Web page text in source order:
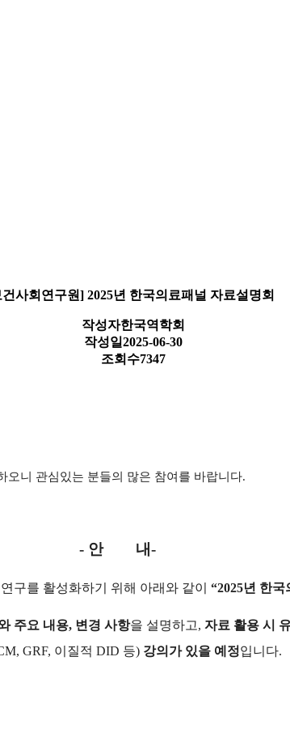
사회연구원] 2025년 한국의료패널 자료설명회
작성자한국역학회
작성일2025-06-30
조회수7347
니 관심있는 분들의 많은 참여를 바랍니다.
- 안 내-
구를 활성화하기 위해 아래와 같이 “2025년 한
주요 내용, 변경 사항을 설명하고, 자료 활용 시
GRF, 이질적 DID 등) 강의가 있을 예정입니다.